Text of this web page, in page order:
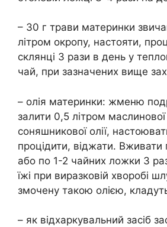
– 30 г трави материнки
літром окропу, настояти,
склянці 3 рази в день у
чай, при зазначених вище
– олія материнки: жменю
залити 0,5 літром
соняшникової олії,
процідити, віджати.
або по 1-2 чайних ложки 3
їжі при виразковій хворобі
змочену такою олією,
– як відхаркувальний засіб